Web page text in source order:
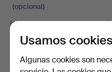
(opcional)
Incluye, entre otras cosas,
eventos y noticias. Y si
suscripción fácilmente.
Suscríbete a la
Usamos cookies
Algunas cookies son